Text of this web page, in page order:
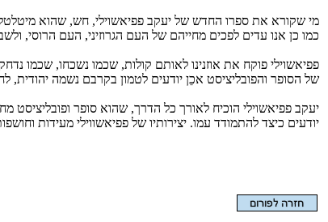
מי שקורא את ספרו החדש של יעקב פפיאשוילי, חש, שהוא
כמו כן אנו עדים לפכים מחייהם של העם הגרוזיני, העם הרוסי,
פפיאשוילי פוקח את אוזנינו לאותם קולות, שכמו נשכחו, שכמו
של הסופר והפובליציסט אכֵן יודעים לטמון בקרבם נשמה יהודית,
יעקב פפיאשוילי הוכיח לאורך כל הדרך, שהוא סופר ופובליציסט
יודעים כיצד להתמודד עמו. יצירותיו של פפיאשווילי מעידות